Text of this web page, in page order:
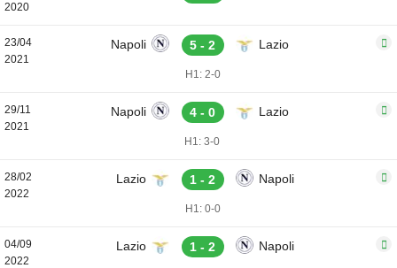
2020
23/04
2021
Napoli 5 - 2 Lazio
H1: 2-0
29/11
2021
Napoli 4 - 0 Lazio
H1: 3-0
28/02
2022
Lazio 1 - 2 Napoli
H1: 0-0
04/09
2022
Lazio 1 - 2 Napoli